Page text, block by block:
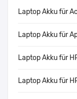
Laptop Akku für
Laptop Akku für
Laptop Akku für
Laptop Akku für